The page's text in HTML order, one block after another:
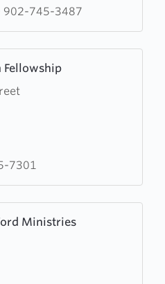
902-745-3487
Fellowship
7301
Ministries